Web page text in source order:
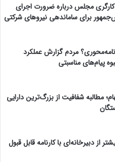
کارگری مجلس درباره ضرورت اجرای
برای ساماندهی نیروهای شرکتی
مردم گزارش عملکرد
پیام‌های مناسبتی
مطالبه شفافیت از بزرگ‌ترین دارایی
از دبیرخانه‌ای با کارنامه قابل قبول